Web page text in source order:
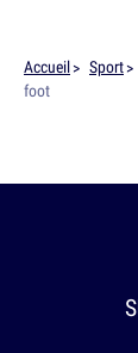
Accueil Sport
foot